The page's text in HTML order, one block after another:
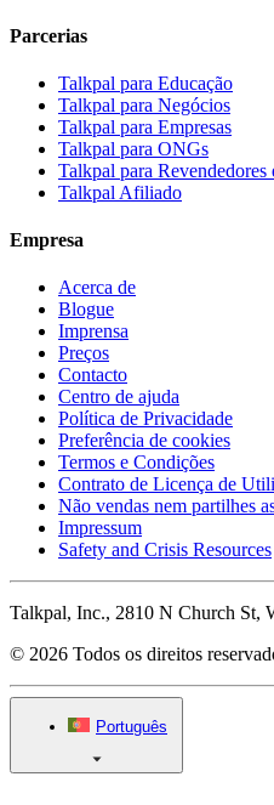
Parcerias
Talkpal para Educação
Talkpal para Negócios
Talkpal para Empresas
Talkpal para ONGs
Talkpal para Revendedores
Talkpal Afiliado
Empresa
Acerca de
Blogue
Imprensa
Preços
Contacto
Centro de ajuda
Política de Privacidade
Preferência de cookies
Termos e Condições
Contrato de Licença de
Não vendas nem partilhes
Impressum
Safety and Crisis Resources
Talkpal, Inc., 2810 N Church St,
© 2026 Todos os direitos
Português